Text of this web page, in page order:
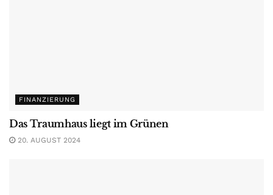
FINANZIERUNG
Das Traumhaus liegt im Grünen
20. AUGUST 2024